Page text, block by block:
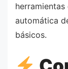
automática
básicos.